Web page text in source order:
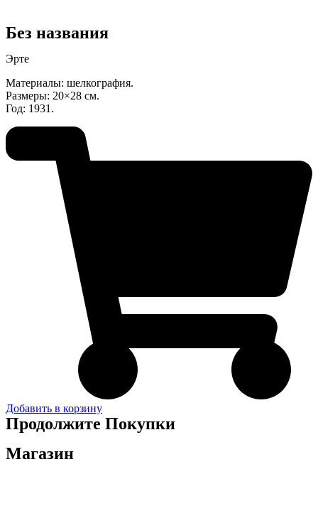
Без названия
Эрте
Материалы: шелкография.
Размеры: 20×28 см.
Год: 1931.
Добавить в корзину
Продолжите Покупки
Магазин